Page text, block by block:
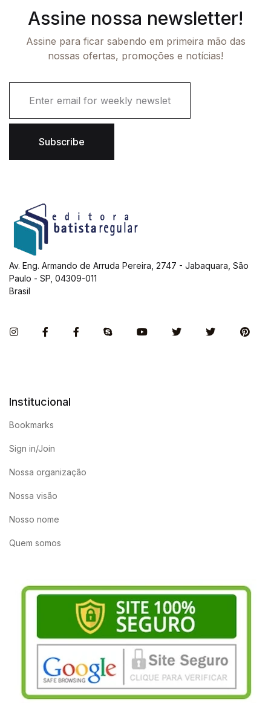
Assine nossa newsletter!
Assine para ficar sabendo em primeira mão das
nossas ofertas, promoções e notícias!
i
Subscribe
Av. Eng. Armando de Arruda Pereira, 2747 - Jabaquara, São
Paulo - SP, 04309-011
Brasil
InstagramFacebookFacebookSkype You TubeTwitter Twitter
Institucional
Bookmarks
Sign in/Join
Nossa organização
Nossa visão
Nosso nome
Quem somos